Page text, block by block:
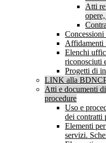
Atti
Affidamenti
Elenchi
riconosciuti
Progetti di
LINK alla
Atti e documenti
procedure
Uso e
dei contratti
Elementi
servizi.